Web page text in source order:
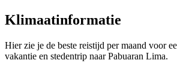
Klimaatinformatie
Hier zie je de beste reistijd per maand voor
vakantie en stedentrip naar Pabuaran Lima.